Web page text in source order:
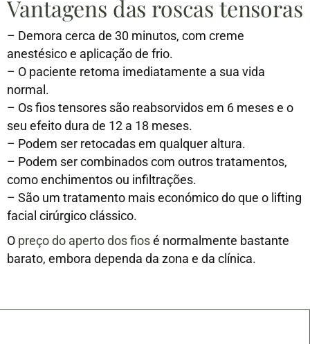
Vantagens das roscas tensoras
– Demora cerca de 30 minutos, com creme
anestésico e aplicação de frio.
– O paciente retoma imediatamente a sua vida
normal.
– Os fios tensores são reabsorvidos em 6 meses e o
seu efeito dura de 12 a 18 meses.
– Podem ser retocadas em qualquer altura.
– Podem ser combinados com outros tratamentos,
como enchimentos ou infiltrações.
– São um tratamento mais económico do que o lifting
facial cirúrgico clássico.
O preço do aperto dos fiosé normalmente bastante
barato, embora dependa da zona e da clínica.